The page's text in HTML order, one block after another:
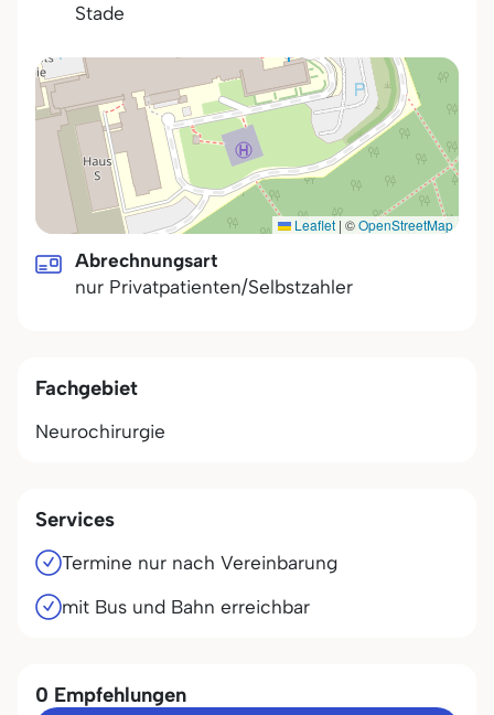
Stade
Leaflet | ©OpenStreetMap
Abrechnungsart
nur Privatpatienten/Selbstzahler
Fachgebiet
Neurochirurgie
Services
Termine nur nach Vereinbarung
mit Bus und Bahn erreichbar
0 Empfehlungen